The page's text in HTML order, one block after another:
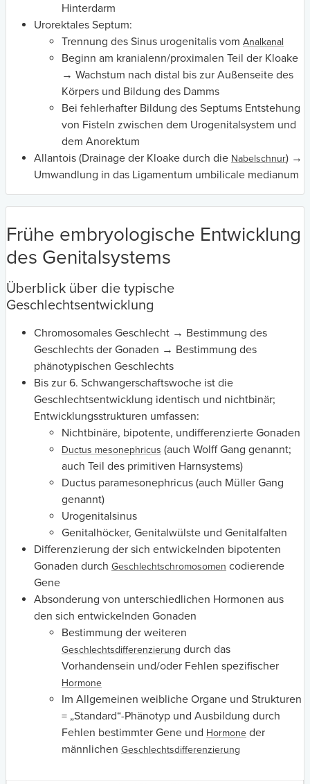
Hinterdarm
Urorektales Septum:
Trennung des Sinus urogenitalis vom Analkanal
Beginn am kranialenn/proximalen Teil der Kloake
→ Wachstum nach distal bis zur Außenseite des
Körpers und Bildung des Damms
Bei fehlerhafter Bildung des Septums Entstehung
von Fisteln zwischen dem Urogenitalsystem und
dem Anorektum
Allantois (Drainage der Kloake durch die Nabelschnur) →
Umwandlung in das Ligamentum umbilicale medianum
Frühe embryologische Entwicklung
des Genitalsystems
Überblick über die typische
Geschlechtsentwicklung
Chromosomales Geschlecht → Bestimmung des
Geschlechts der Gonaden → Bestimmung des
phänotypischen Geschlechts
Bis zur 6. Schwangerschaftswoche ist die
Geschlechtsentwicklung identisch und nichtbinär;
Entwicklungsstrukturen umfassen:
Nichtbinäre, bipotente, undifferenzierte Gonaden
Ductus mesonephricus (auch Wolff Gang genannt;
auch Teil des primitiven Harnsystems)
Ductus paramesonephricus (auch Müller Gang
genannt)
Urogenitalsinus
Genitalhöcker, Genitalwülste und Genitalfalten
Differenzierung der sich entwickelnden bipotenten
Gonaden durch Geschlechtschromosomen codierende
Gene
Absonderung von unterschiedlichen Hormonen aus
den sich entwickelnden Gonaden
Bestimmung der weiteren
Geschlechtsdifferenzierung durch das
Vorhandensein und/oder Fehlen spezifischer
Hormone
Im Allgemeinen weibliche Organe und Strukturen
= „Standard“-Phänotyp und Ausbildung durch
Fehlen bestimmter Gene und Hormone der
männlichen Geschlechtsdifferenzierung